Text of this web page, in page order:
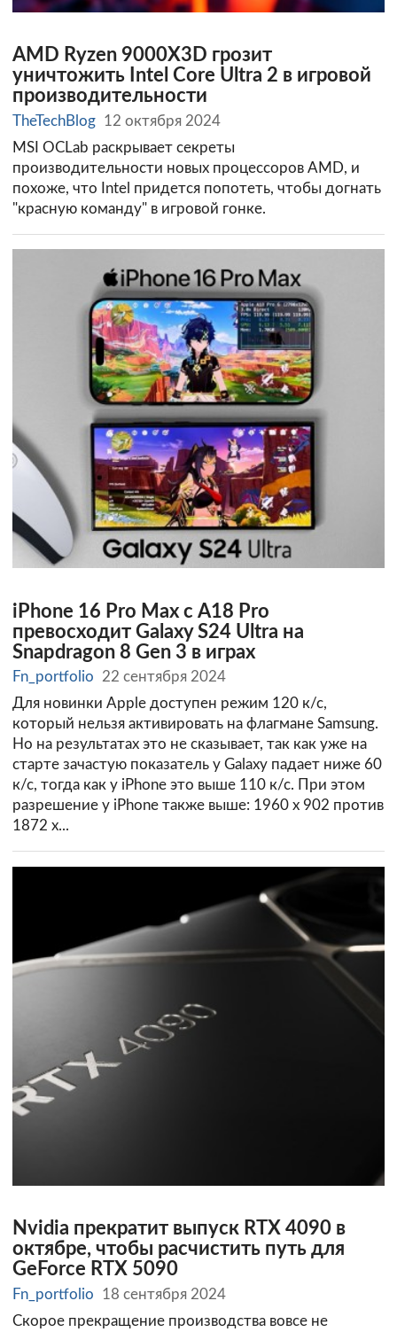
AMD Ryzen 9000X3D грозит
уничтожить Intel Core Ultra 2 в игровой
производительности
TheTechBlog 12 октября 2024
MSI OCLab раскрывает секреты
производительности новых процессоров AMD, и
похоже, что Intel придется попотеть, чтобы догнать
"красную команду" в игровой гонке.
iPhone 16 Pro Max с A18 Pro
превосходит Galaxy S24 Ultra на
Snapdragon 8 Gen 3 в играх
Fn_portfolio
22 сентября 2024
Для новинки Apple доступен режим 120 к/с,
который нельзя активировать на флагмане Samsung.
Но на результатах это не сказывает, так как уже на
старте зачастую показатель у Galaxy падает ниже 60
к/с, тогда как у iPhone это выше 110 к/с. При этом
разрешение у iPhone также выше: 1960 х 902 против
1872 х...
Nvidia прекратит выпуск RTX 4090 в
октябре, чтобы расчистить путь для
GeForce RTX 5090
Fn_portfolio
18 сентября 2024
Скорое прекращение производства вовсе не